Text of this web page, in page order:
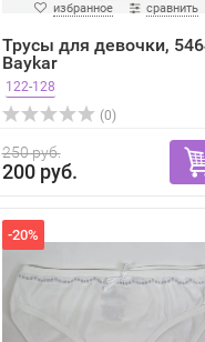
избранное сравнить
Трусы для девочки,
Baykar
122-128
(0)
250 руб.
200 руб.
-20%